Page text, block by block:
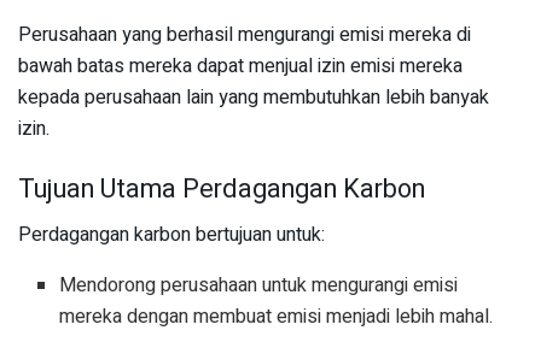
Perusahaan yang berhasil mengurangi emisi mereka di
bawah batas mereka dapat menjual izin emisi mereka
kepada perusahaan lain yang membutuhkan lebih banyak
izin.
Tujuan Utama Perdagangan Karbon
Perdagangan karbon bertujuan untuk:
Mendorong perusahaan untuk mengurangi emisi
mereka dengan membuat emisi menjadi lebih mahal.